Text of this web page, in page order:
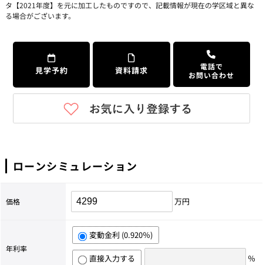
タ【2021年度】を元に加工したものですので、記載情報が現在の学区域と異な
る場合がございます。
見学予約 資料請求
電話で
お問い合わせ
ローンシミュレーション
価格 万円
年利率
変動金利 (0.920％)
直接入力する ％